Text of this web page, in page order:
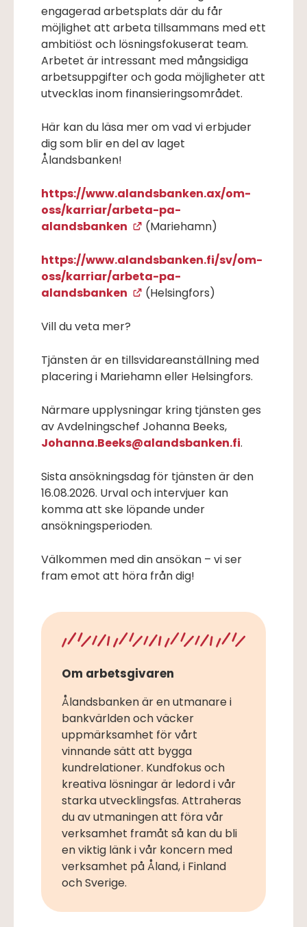
engagerad arbetsplats där du får
möjlighet att arbeta tillsammans med ett
ambitiöst och lösningsfokuserat team.
Arbetet är intressant med mångsidiga
arbetsuppgifter och goda möjligheter att
utvecklas inom finansieringsområdet.
Här kan du läsa mer om vad vi erbjuder
dig som blir en del av laget
Ålandsbanken!
https://www.alandsbanken.ax/om-
oss/karriar/arbeta-pa-
alandsbanken
(Mariehamn)
https://www.alandsbanken.fi/sv/om-
oss/karriar/arbeta-pa-
alandsbanken
(Helsingfors)
Vill du veta mer?
Tjänsten är en tillsvidareanställning med
placering i Mariehamn eller Helsingfors.
Närmare upplysningar kring tjänsten ges
av Avdelningschef Johanna Beeks,
Johanna.Beeks@alandsbanken.fi.
Sista ansökningsdag för tjänsten är den
16.08.2026. Urval och intervjuer kan
komma att ske löpande under
ansökningsperioden.
Välkommen med din ansökan – vi ser
fram emot att höra från dig!
Om arbetsgivaren
Ålandsbanken är en utmanare i
bankvärlden och väcker
uppmärksamhet för vårt
vinnande sätt att bygga
kundrelationer. Kundfokus och
kreativa lösningar är ledord i vår
starka utvecklingsfas. Attraheras
du av utmaningen att föra vår
verksamhet framåt så kan du bli
en viktig länk i vår koncern med
verksamhet på Åland, i Finland
och Sverige.